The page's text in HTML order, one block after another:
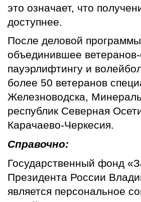
это означает, что
доступнее.
После деловой
объединившее
пауэрлифтингу и
более 50 ветеранов
Железноводска,
республик Северная
Карачаево-Черкесия.
Справочно:
Государственный фонд
Президента России
является персональное